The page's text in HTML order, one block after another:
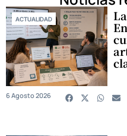
ACTUALIDAD
6 Agosto 2026